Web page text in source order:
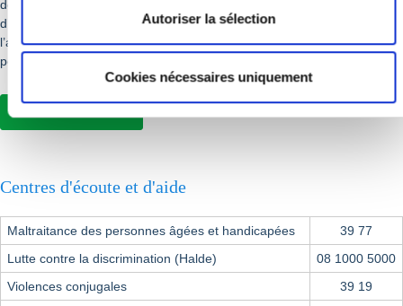
Autoriser la sélection
Cookies nécessaires uniquement
des réponses à tout besoin d’écoute, d’informations, de conseil et
d’orientation, dans une expression libre et dans le respect de
l’anonymat. Il est ouvert d’abord aux jeunes mais aussi à toute autre
personne qu’elle soit ou non parent.
Centres d'écoute et d'aide
Maltraitance des personnes âgées et handicapées
39 77
Lutte contre la discrimination (Halde)
08 1000 5000
Violences conjugales
39 19